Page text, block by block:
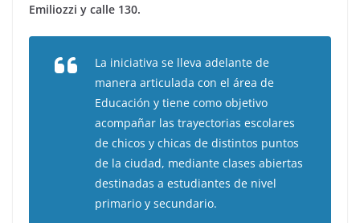
Emiliozzi y calle 130.
La iniciativa se lleva adelante de
manera articulada con el área de
Educación y tiene como objetivo
acompañar las trayectorias escolares
de chicos y chicas de distintos puntos
de la ciudad, mediante clases abiertas
destinadas a estudiantes de nivel
primario y secundario.